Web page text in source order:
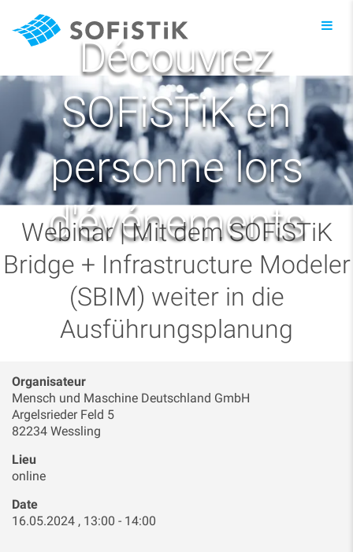
Découvrez
SOFiSTiK en
personne lors
d'événements
Webinar | Mit dem SOFiSTiK
Bridge + Infrastructure Modeler
(SBIM) weiter in die
Ausführungsplanung
Organisateur
Mensch und Maschine Deutschland GmbH
Argelsrieder Feld 5
82234 Wessling
Lieu
online
Date
16.05.2024 , 13:00 - 14:00